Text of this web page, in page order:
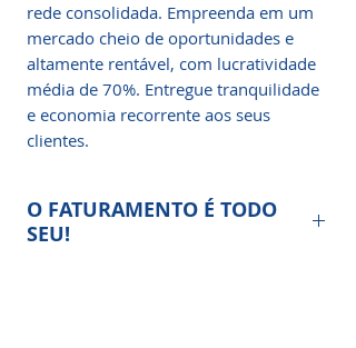
rede consolidada. Empreenda em um
mercado cheio de oportunidades e
altamente rentável, com lucratividade
média de 70%. Entregue tranquilidade
e economia recorrente aos seus
clientes.
O FATURAMENTO É TODO
SEU!